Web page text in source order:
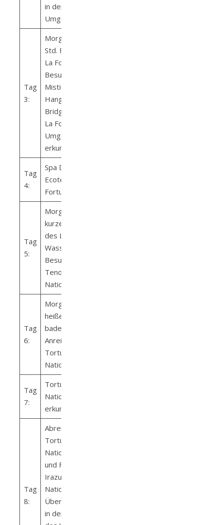
in der
Umgebung
Tag
3:
Morgens 3
Std. Fahrt nach
La Fortuna
Besuch des
Mistico
Hanging
Bridge Park
La Fortuna +
Umgebung
erkunden
Tag
4:
Spa Day –
Ecotermales
Fortuna
Tag
5:
Morgens
kurzer Besuch
des La Fortuna
Wasserfalls
Besuch des
Tenorio
Nationalpark
Tag
6:
Morgens in
heißen Quellen
baden
Anreise
Tortuguero
National Park
Tag
7:
Tortuguero
Nationalpark
erkunden
Tag
8:
Abreise
Tortuguero
Nationalpark
und Fahrt nach
Irazu Volcano
National Park
Übernachtung
in der Nähe